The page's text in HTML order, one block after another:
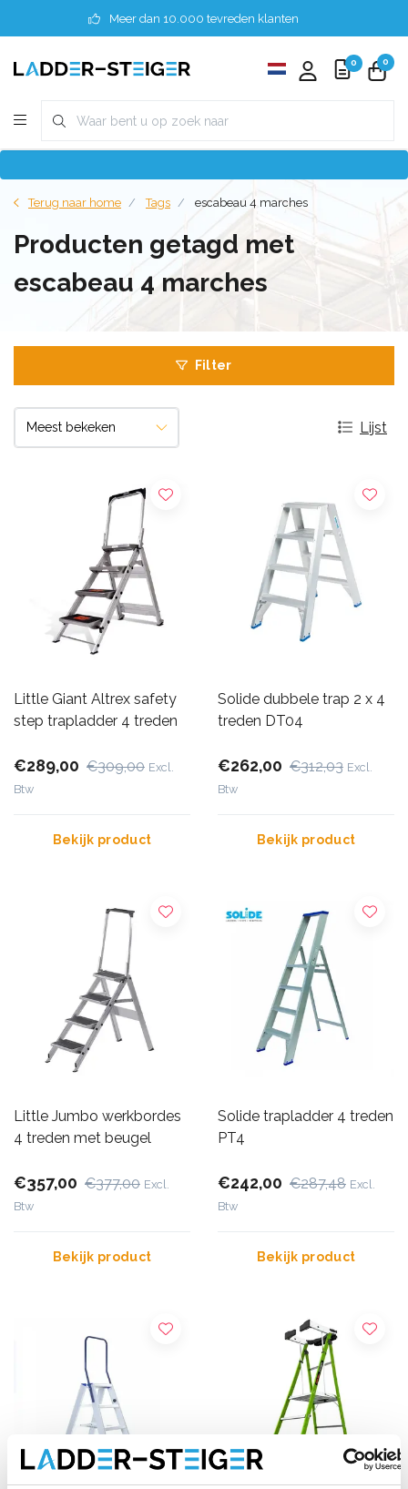
Meer dan 10.000 tevreden klanten
0 0
Terug naar home Tags escabeau 4 marches
Producten getagd met
escabeau 4 marches
Filter
Lijst
Little Giant Altrex safety
step trapladder 4 treden
€289,00 €309,00 Excl.
Btw
Bekijk product
Solide dubbele trap 2 x 4
treden DT04
€262,00 €312,03 Excl.
Btw
Bekijk product
Little Jumbo werkbordes
4 treden met beugel
€357,00 €377,00 Excl.
Btw
Bekijk product
Solide trapladder 4 treden
PT4
€242,00 €287,48 Excl.
Btw
Bekijk product